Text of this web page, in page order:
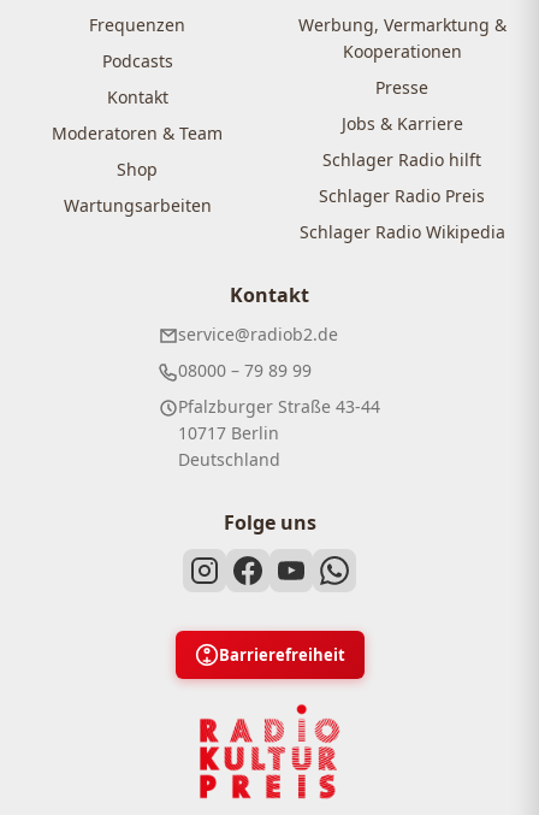
Frequenzen
Podcasts
Kontakt
Moderatoren & Team
Shop
Wartungsarbeiten
Werbung, Vermarktung &
Kooperationen
Presse
Jobs & Karriere
Schlager Radio hilft
Schlager Radio Preis
Schlager Radio Wikipedia
Kontakt
service@radiob2.de
08000 – 79 89 99
Pfalzburger Straße 43-44
10717 Berlin
Deutschland
Folge uns
Barrierefreiheit